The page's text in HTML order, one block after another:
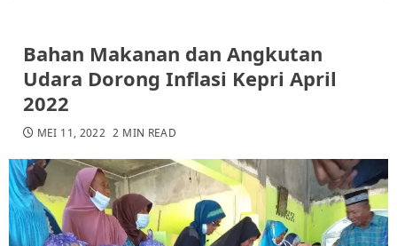
Bahan Makanan dan Angkutan
Udara Dorong Inflasi Kepri April
2022
MEI 11, 2022 2 MIN READ